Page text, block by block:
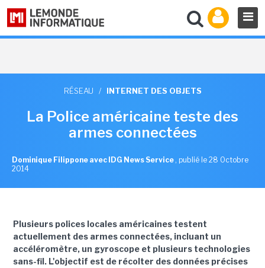
RÉSEAU / INTERNET DES OBJETS
La Police américaine teste des
armes connectées
Dominique Filippone avec IDG News Service , publié le 28 Octobre
2014
Plusieurs polices locales américaines testent
actuellement des armes connectées, incluant un
accéléromètre, un gyroscope et plusieurs technologies
sans-fil. L'objectif est de récolter des données précises